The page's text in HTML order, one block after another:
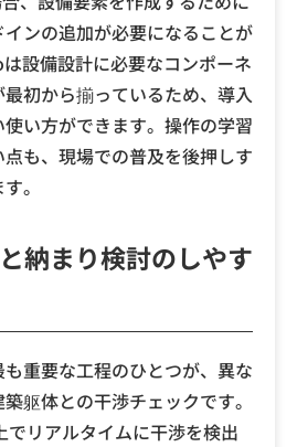
ンの追加が必要になることが
設備設計に必要なコンポーネ
初から揃っているため、導入
い方ができます。操作の学習
も、現場での普及を後押しす
。
納まり検討のしやす
重要な工程のひとつが、異な
躯体との干渉チェックです。
リアルタイムに干渉を検出